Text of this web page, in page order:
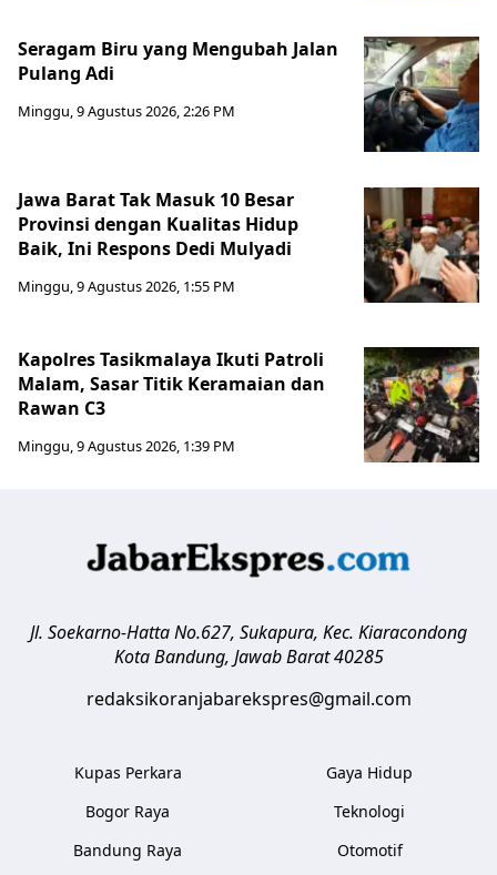
Seragam Biru yang Mengubah Jalan
Pulang Adi
Minggu, 9 Agustus 2026, 2:26 PM
Jawa Barat Tak Masuk 10 Besar
Provinsi dengan Kualitas Hidup
Baik, Ini Respons Dedi Mulyadi
Minggu, 9 Agustus 2026, 1:55 PM
Kapolres Tasikmalaya Ikuti Patroli
Malam, Sasar Titik Keramaian dan
Rawan C3
Minggu, 9 Agustus 2026, 1:39 PM
Jl. Soekarno-Hatta No.627, Sukapura, Kec. Kiaracondong
Kota Bandung, Jawab Barat 40285
redaksikoranjabarekspres@gmail.com
Kupas Perkara
Bogor Raya
Bandung Raya
Gaya Hidup
Teknologi
Otomotif